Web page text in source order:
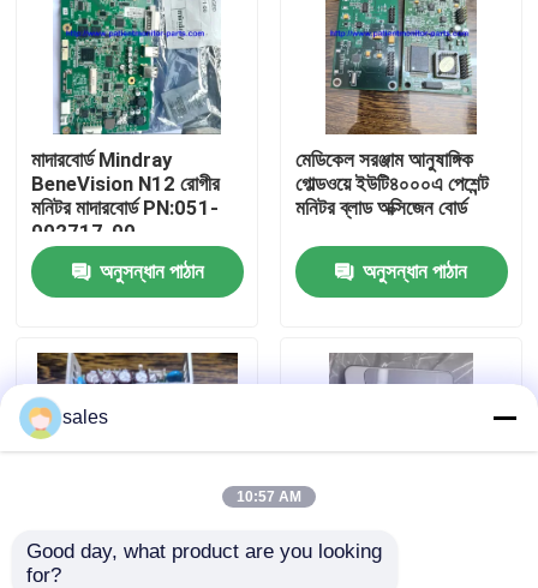
ভিডিও
আমাদের সম্পর্কে
কারখানা ভ্রমণ
মান নিয়ন্ত্রণ
আমাদের সাথে যোগাযোগ
উদ্ধৃতির জন্য আবেদন
রোগীর মনিটর মডিউল
মাদারবোর্ড Mindray
BeneVision N12 রোগীর
মনিটর মাদারবোর্ড PN:051-
002717-00
অনুসন্ধান পাঠান
মেডিকেল সরঞ্জাম আনুষাঙ্গিক
গোল্ডওয়ে ইউটি৪০০০এ পেশেন্ট
মনিটর ব্লাড অক্সিজেন বোর্ড
অনুসন্ধান পাঠান
পাওয়ার সাপ্লাই বোর্ড জিই
sales
10:57 AM
Good day, what product are you looking
for?